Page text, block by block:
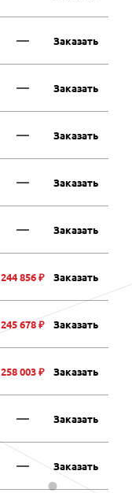
— Заказать
— Заказать
— Заказать
— Заказать
— Заказать
244 856 ₽ Заказать
245 678 ₽ Заказать
258 003 ₽ Заказать
— Заказать
— Заказать